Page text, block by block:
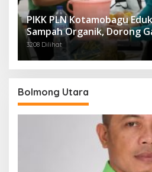
PIKK PLN Kotamobagu
Sampah Organik, Dorong
Lingkungan
3208 Dilihat
Bolmong Utara